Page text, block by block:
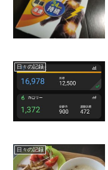
日々の記録
日々の記録